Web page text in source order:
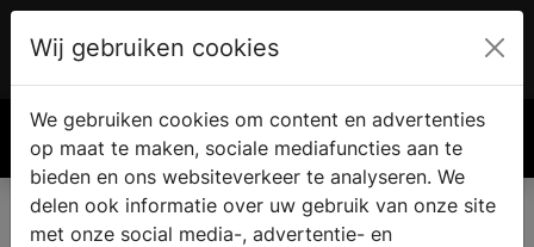
€ 0.00
Wij gebruiken cookies
We gebruiken cookies om content en advertenties
op maat te maken, sociale mediafuncties aan te
bieden en ons websiteverkeer te analyseren. We
delen ook informatie over uw gebruik van onze site
met onze social media-, advertentie- en